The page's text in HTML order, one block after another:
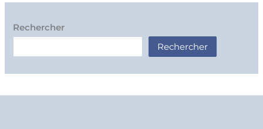
Rechercher
Rechercher